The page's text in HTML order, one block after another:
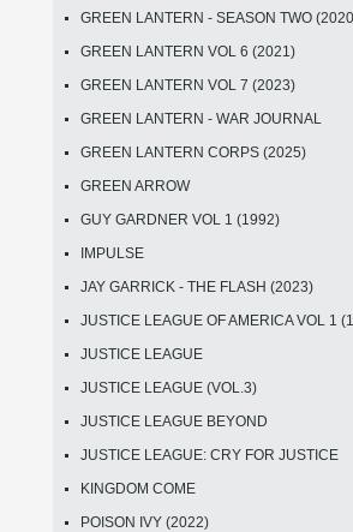
GREEN LANTERN - SEASON TWO
GREEN LANTERN VOL 6 (2021)
GREEN LANTERN VOL 7 (2023)
GREEN LANTERN - WAR JOURNAL
GREEN LANTERN CORPS (2025)
GREEN ARROW
GUY GARDNER VOL 1 (1992)
IMPULSE
JAY GARRICK - THE FLASH (2023)
JUSTICE LEAGUE OF AMERICA VOL 1
JUSTICE LEAGUE
JUSTICE LEAGUE (VOL.3)
JUSTICE LEAGUE BEYOND
JUSTICE LEAGUE: CRY FOR JUSTICE
KINGDOM COME
POISON IVY (2022)